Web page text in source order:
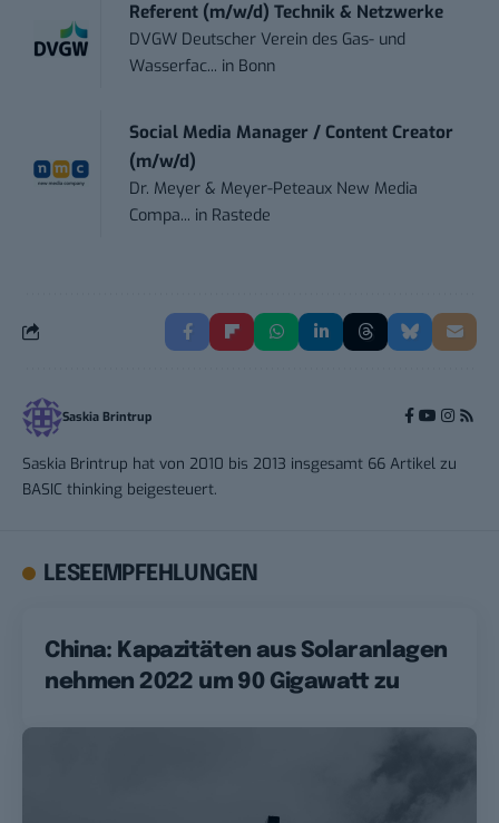
Referent (m/w/d) Technik & Netzwerke
DVGW Deutscher Verein des Gas- und
Wasserfac... in Bonn
Social Media Manager / Content Creator
(m/w/d)
Dr. Meyer & Meyer-Peteaux New Media
Compa... in Rastede
Saskia Brintrup
Saskia Brintrup hat von 2010 bis 2013 insgesamt 66 Artikel zu
BASIC thinking beigesteuert.
LESEEMPFEHLUNGEN
China: Kapazitäten aus Solaranlagen
nehmen 2022 um 90 Gigawatt zu